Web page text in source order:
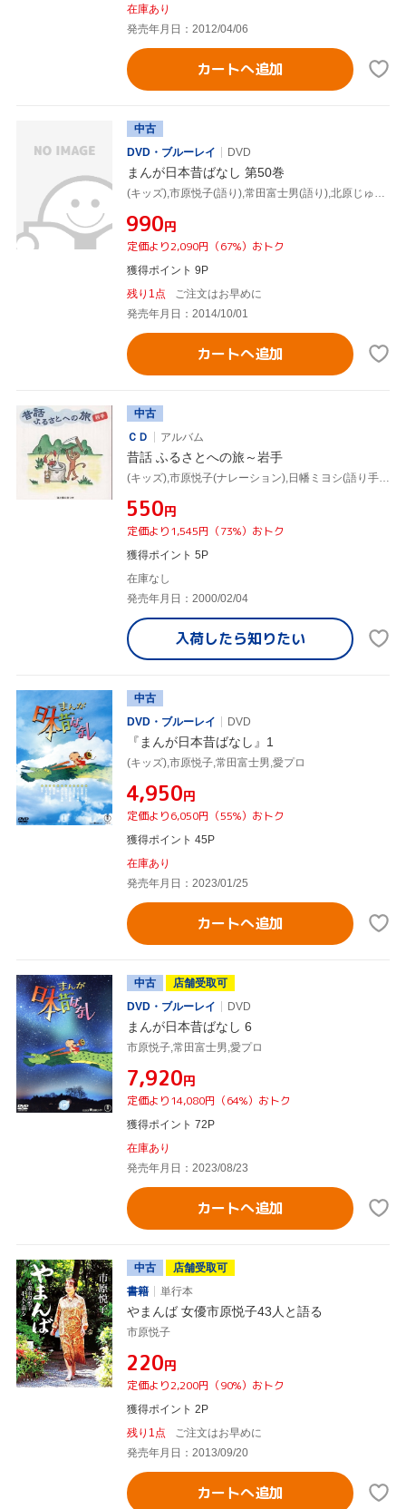
在庫あり
発売年月日：2012/04/06
カートへ追加
中古
DVD・ブルーレイ
DVD
まんが日本昔ばなし 第50巻
¥990円
定価より2,090円（67%）おトク
獲得ポイント 9P
残り1点
ご注文はお早めに
発売年月日：2014/10/01
カートへ追加
中古
ＣＤ
アルバム
昔話 ふるさとへの旅～岩手
(キッズ),市原悦子(ナレーション),日幡ミヨシ(語り手),菊池ヤヨ(語り手),鈴木サツ(語り手)
¥550円
定価より1,545円（73%）おトク
獲得ポイント 5P
在庫なし
発売年月日：2000/02/04
入荷したら知りたい
中古
DVD・ブルーレイ
DVD
『まんが日本昔ばなし』1
(キッズ),市原悦子,常田富士男,愛プロ
¥4,950円
定価より6,050円（55%）おトク
獲得ポイント 45P
在庫あり
発売年月日：2023/01/25
カートへ追加
中古
店舗受取可
DVD・ブルーレイ
DVD
まんが日本昔ばなし 6
市原悦子,常田富士男,愛プロ
¥7,920円
定価より14,080円（64%）おトク
獲得ポイント 72P
在庫あり
発売年月日：2023/08/23
カートへ追加
中古
店舗受取可
書籍
単行本
やまんば 女優市原悦子43人と語る
市原悦子
¥220円
定価より2,200円（90%）おトク
獲得ポイント 2P
残り1点
ご注文はお早めに
発売年月日：2013/09/20
カートへ追加